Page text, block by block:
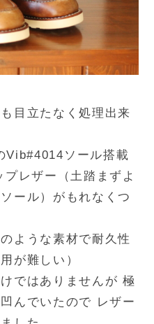
目立たなく処理出来
Vib#4014ソール搭載
レザー（土踏まずよ
ール）がもれなくつ
ような素材で耐久性
が難しい）
ではありませんが 極
んでいたので レザー